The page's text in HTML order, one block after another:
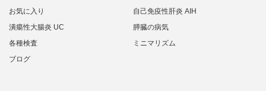
お気に入り
自己免疫性肝炎 AIH
潰瘍性大腸炎 UC
膵臓の病気
各種検査
ミニマリズム
ブログ